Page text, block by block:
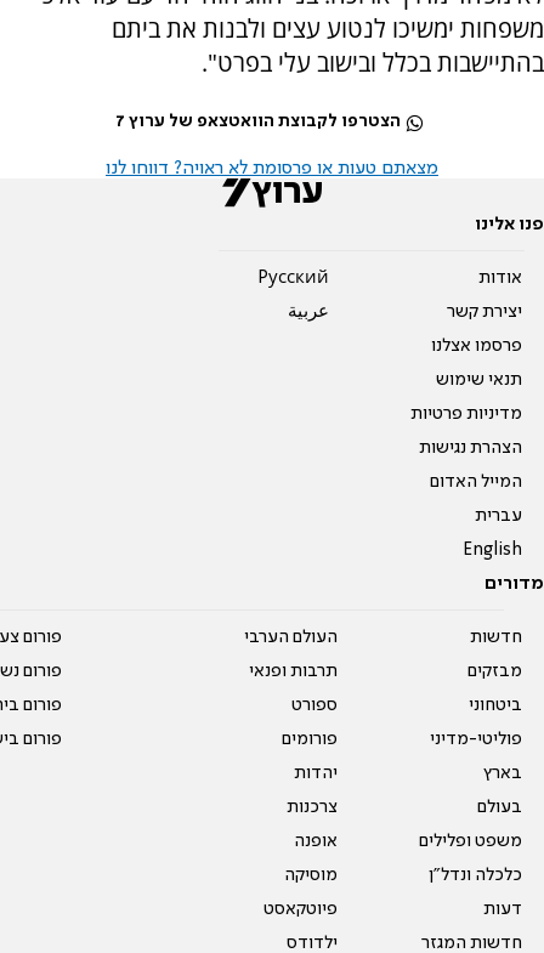
משפחות ימשיכו לנטוע עצים ולבנות את ביתם
בהתיישבות בכלל ובישוב עלי בפרט".
הצטרפו לקבוצת הוואטצאפ של ערוץ 7
מצאתם טעות או פרסומת לא ראויה? דווחו לנו
פנו אלינו
אודות
יצירת קשר
פרסמו אצלנו
תנאי שימוש
מדיניות פרטיות
הצהרת נגישות
המייל האדום
עברית
English
Pусский
عربية
מדורים
חדשות
מבזקים
ביטחוני
פוליטי-מדיני
בארץ
בעולם
משפט ופלילים
כלכלה ונדל"ן
דעות
חדשות המגזר
העולם הערבי
תרבות ופנאי
ספורט
פורומים
יהדות
צרכנות
אופנה
מוסיקה
פיוטקאסט
ילדודס
פורום
פורום
פורום
פורום